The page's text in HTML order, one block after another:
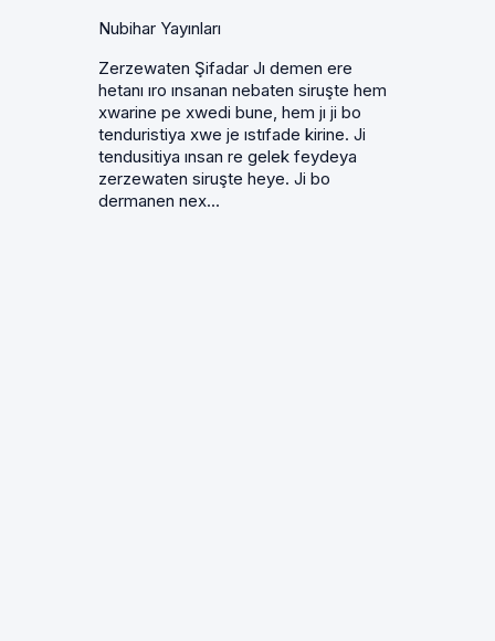
Nubihar Yayınları
Zerzewaten Şifadar Jı demen ere
hetanı ıro ınsanan nebaten siruşte hem
xwarine pe xwedi bune, hem jı ji bo
tenduristiya xwe je ıstıfade kirine. Ji
tendusitiya ınsan re gelek feydeya
zerzewaten siruşte heye. Ji bo
dermanen nex...